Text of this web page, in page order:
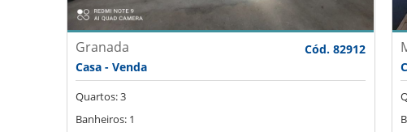
Granada
Cód. 82912
Casa - Venda
Quartos: 3
Banheiros: 1